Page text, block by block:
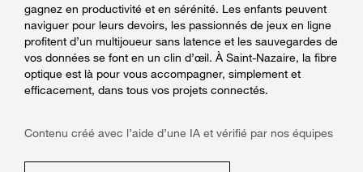
gagnez en productivité et en sérénité. Les enfants peuvent
naviguer pour leurs devoirs, les passionnés de jeux en ligne
profitent d’un multijoueur sans latence et les sauvegardes de
vos données se font en un clin d’œil. À Saint-Nazaire, la fibre
optique est là pour vous accompagner, simplement et
efficacement, dans tous vos projets connectés.
Contenu créé avec l’aide d’une IA et vérifié par nos équipes